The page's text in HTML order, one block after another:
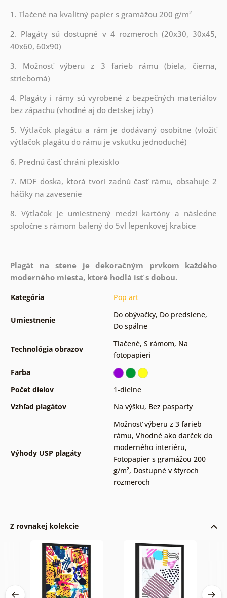
1. Tlačené na kvalitný papier s gramážou 200 g/m²
2. Plagáty sú dostupné v 4 rozmeroch (20x30, 30x45,
40x60, 60x90)
3. Možnosť výberu z 3 farieb rámu (biela, čierna,
strieborná)
4. Plagáty i rámy sú vyrobené z bezpečných materiálov
bez zápachu (vhodné aj do detskej izby)
5. Výtlačok plagátu a rám je dodávaný osobitne (vložiť
výtlačok plagátu do rámu je vskutku jednoduché)
6. Prednú časť chráni plexisklo
7. MDF doska, ktorá tvorí zadnú časť rámu, obsahuje 2
háčiky na zavesenie
8. Výtlačok je umiestnený medzi kartóny a následne
spoločne s rámom balený do 5vl lepenkovej krabice
Plagát na stene je dekoračným prvkom každého
moderného miesta, ktoré hodlá ísť s dobou.
Kategória Pop art
Umiestnenie
Do obývačky, Do predsiene,
Do spálne
Technológia obrazov
Tlačené, S rámom, Na
fotopapieri
Farba
Počet dielov
1-dielne
Vzhľad plagátov
Na výšku, Bez pasparty
Výhody USP plagáty
Možnosť výberu z 3 farieb
rámu, Vhodné ako darček do
moderného interiéru,
Fotopapier s gramážou 200
g/m², Dostupné v štyroch
rozmeroch
Z rovnakej kolekcie